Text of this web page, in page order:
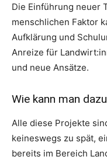
Die Einführung neuer
menschlichen Faktor
Aufklärung und
Anreize für
und neue Ansätze.
Wie kann man
Alle diese Projekte
keineswegs zu spät,
bereits im Bereich